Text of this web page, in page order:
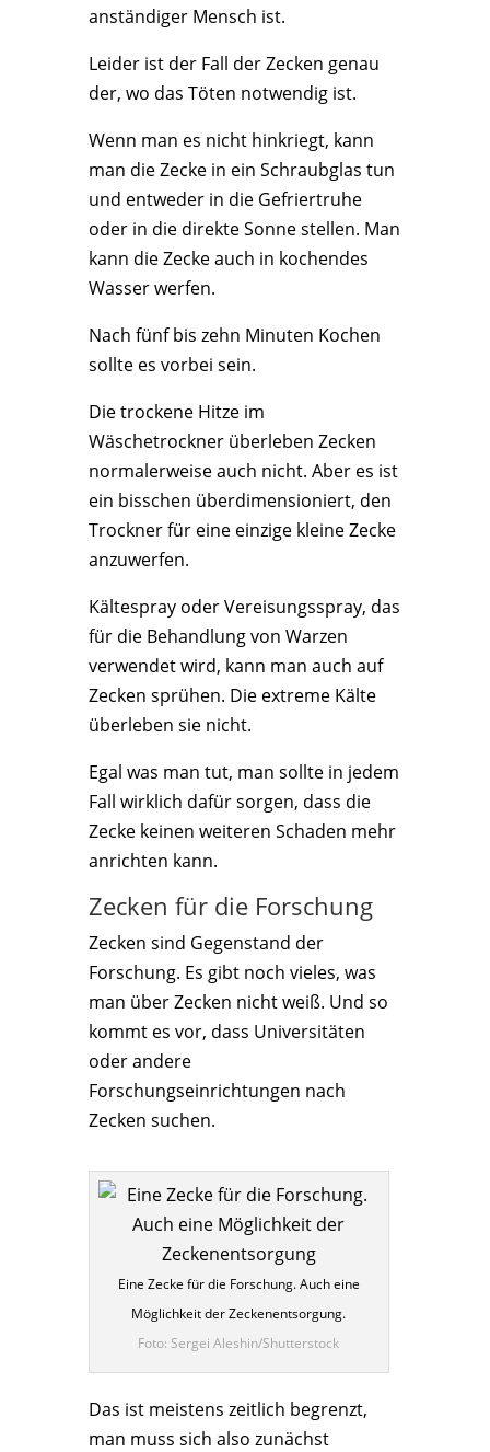
anständiger Mensch ist.
Leider ist der Fall der Zecken genau
der, wo das Töten notwendig ist.
Wenn man es nicht hinkriegt, kann
man die Zecke in ein Schraubglas tun
und entweder in die Gefriertruhe
oder in die direkte Sonne stellen. Man
kann die Zecke auch in kochendes
Wasser werfen.
Nach fünf bis zehn Minuten Kochen
sollte es vorbei sein.
Die trockene Hitze im
Wäschetrockner überleben Zecken
normalerweise auch nicht. Aber es ist
ein bisschen überdimensioniert, den
Trockner für eine einzige kleine Zecke
anzuwerfen.
Kältespray oder Vereisungsspray, das
für die Behandlung von Warzen
verwendet wird, kann man auch auf
Zecken sprühen. Die extreme Kälte
überleben sie nicht.
Egal was man tut, man sollte in jedem
Fall wirklich dafür sorgen, dass die
Zecke keinen weiteren Schaden mehr
anrichten kann.
Zecken für die Forschung
Zecken sind Gegenstand der
Forschung. Es gibt noch vieles, was
man über Zecken nicht weiß. Und so
kommt es vor, dass Universitäten
oder andere
Forschungseinrichtungen nach
Zecken suchen.
Eine Zecke für die Forschung. Auch eine
Möglichkeit der Zeckenentsorgung.
Foto: Sergei Aleshin/Shutterstock
Das ist meistens zeitlich begrenzt,
man muss sich also zunächst